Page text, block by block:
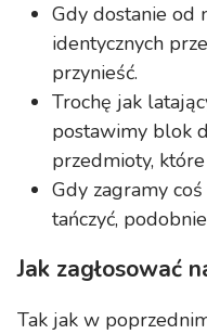
Gdy dostanie od
identycznych
przynieść.
Trochę jak
postawimy blok
przedmioty,
Gdy zagramy
tańczyć,
Jak zagłosować
Tak jak w